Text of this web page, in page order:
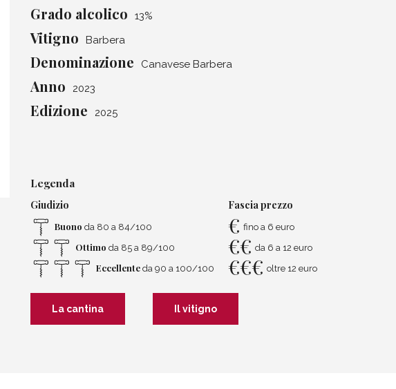
Grado alcolico 13%
Vitigno Barbera
Denominazione Canavese Barbera
Anno 2023
Edizione 2025
Legenda
Giudizio
Buono da 80 a 84/100
Ottimo da 85 a 89/100
Eccellente da 90 a 100/100
Fascia prezzo
€ fino a 6 euro
€€ da 6 a 12 euro
€€€ oltre 12 euro
La cantina Il vitigno